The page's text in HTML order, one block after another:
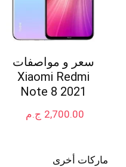
سعر و مواصفات
Xiaomi Redmi
Note 8 2021
ج.م 2,700.00
ماركات أخرى